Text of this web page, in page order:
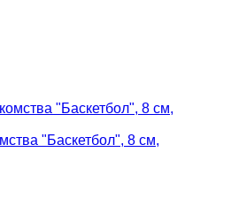
"Баскетбол", 8 см,